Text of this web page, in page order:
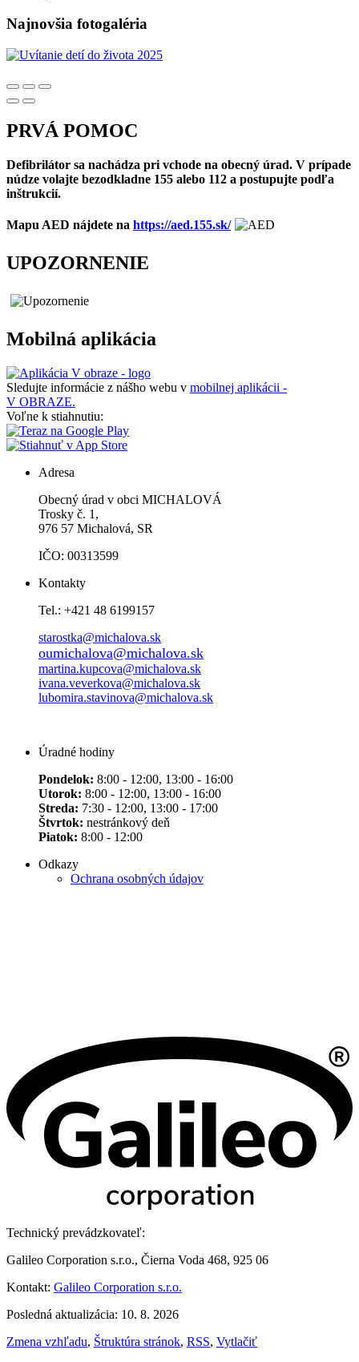
Najnovšia fotogaléria
PRVÁ POMOC
Defibrilátor sa nachádza pri vchode na obecný úrad. V prípade
núdze volajte bezodkladne 155 alebo 112 a postupujte podľa
inštrukcií.
Mapu AED nájdete na https://aed.155.sk/
UPOZORNENIE
Mobilná aplikácia
Sledujte informácie z nášho webu v mobilnej aplikácii -
V OBRAZE.
Voľne k stiahnutiu:
Adresa
Obecný úrad v obci MICHALOVÁ
Trosky č. 1,
976 57 Michalová, SR
IČO: 00313599
Kontakty
Tel.: +421 48 6199157
starostka@michalova.sk
oumichalova@michalova.sk
martina.kupcova@michalova.sk
ivana.veverkova@michalova.sk
lubomira.stavinova@michalova.sk
Úradné hodiny
Pondelok: 8:00 - 12:00, 13:00 - 16:00
Utorok: 8:00 - 12:00, 13:00 - 16:00
Streda: 7:30 - 12:00, 13:00 - 17:00
Štvrtok: nestránkový deň
Piatok: 8:00 - 12:00
Odkazy
Ochrana osobných údajov
Technický prevádzkovateľ:
Galileo Corporation s.r.o., Čierna Voda 468, 925 06
Kontakt: Galileo Corporation s.r.o.
Posledná aktualizácia: 10. 8. 2026
Zmena vzhľadu, Štruktúra stránok, RSS, Vytlačiť